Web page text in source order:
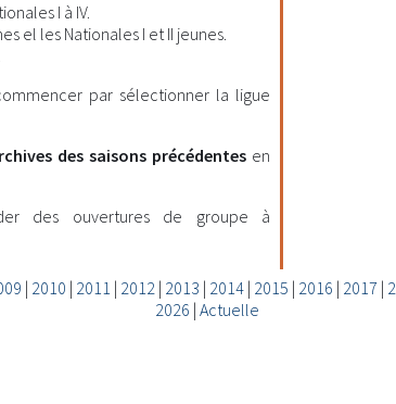
I à IV.
el les Nationales I et II jeunes.
par sélectionner la ligue
des saisons précédentes en
des ouvertures de groupe à
| 2010 | 2011 | 2012| 2013 | 2014| 2015 | 2016 | 2017 |
2026 | Actuelle